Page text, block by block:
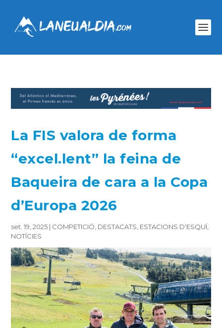
La FIS valora de forma
“excel.lent” la feina de
Baqueira de cara a la Copa
d’Europa 2026
set. 19, 2025 | COMPETICIÓ DESTACATS ESTACIONS D'ESQUÍ
NOTÍCIES